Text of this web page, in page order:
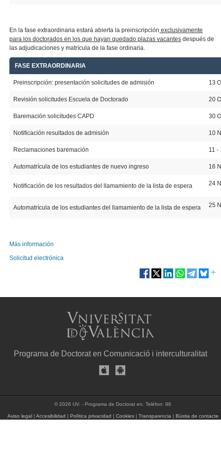
En la fase extraordinaria estará abierta la preinscripción exclusivamente
para los doctorados en los que hayan quedado plazas vacantes después de
las adjudicaciones y matrícula de la fase ordinaria.
FASE EXTRAORDINARIA
Preinscripción: presentación solicitudes de admisión 13
Revisión solicitudes Escuela de Doctorado 20
Baremación solicitudes CAPD 30
Notificación resultados de admisión 10
Reclamaciones baremación 11 -
Automatrícula de los estudiantes de nuevo ingreso 16
Notificación de los resultados del llamamiento de la lista de espera 24
Automatrícula de los estudiantes del llamamiento de la lista de espera 25
Más información
Solicitud electrónica
Programa de Doctorat en Comunicació i interculturalitat
© 2026 UV. - Programa de Doctorat en. Telèfon: 96
Aviso legal| Accesibilidad | Política privacidad | Cookies| Transparencia | Bústia de contacte